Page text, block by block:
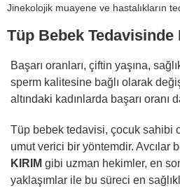
Jinekolojik muayene ve hastalıkların
Tüp Bebek Tedavisinde
Başarı oranları, çiftin yaşına,
sperm kalitesine bağlı olarak
altındaki kadınlarda başarı oranı
Tüp bebek tedavisi, çocuk sahibi
umut verici bir yöntemdir. Avcılar
KIRIM gibi uzman hekimler, en
yaklaşımlar ile bu süreci en